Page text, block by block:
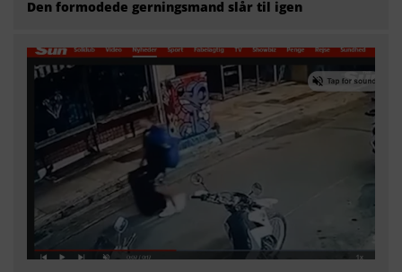
Den formodede gerningsmand slår til igen